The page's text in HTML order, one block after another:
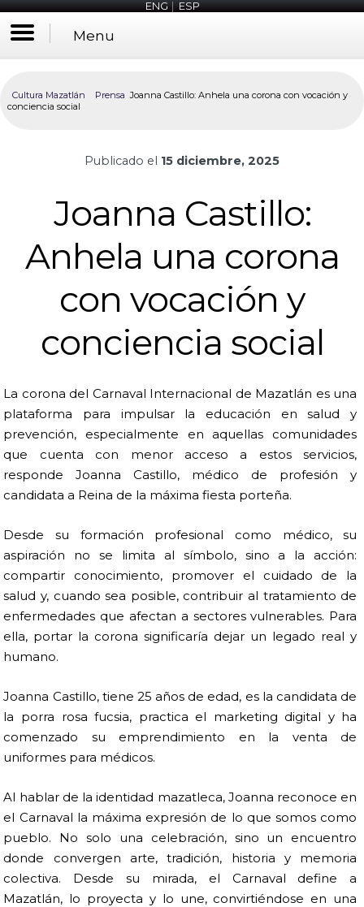
ENG|ESP
Menu
Cultura Mazatlán Prensa Joanna Castillo: Anhela una corona con vocación y
conciencia social
Publicado el 15 diciembre, 2025
Joanna Castillo:
Anhela una corona
con vocación y
conciencia social
La corona del Carnaval Internacional de Mazatlán es una
plataforma para impulsar la educación en salud y
prevención, especialmente en aquellas comunidades
que cuenta con menor acceso a estos servicios,
responde Joanna Castillo, médico de profesión y
candidata a Reina de la máxima fiesta porteña.
Desde su formación profesional como médico, su
aspiración no se limita al símbolo, sino a la acción:
compartir conocimiento, promover el cuidado de la
salud y, cuando sea posible, contribuir al tratamiento de
enfermedades que afectan a sectores vulnerables. Para
ella, portar la corona significaría dejar un legado real y
humano.
Joanna Castillo, tiene 25 años de edad, es la candidata de
la porra rosa fucsia, practica el marketing digital y ha
comenzado su emprendimiento en la venta de
uniformes para médicos.
Al hablar de la identidad mazatleca, Joanna reconoce en
el Carnaval la máxima expresión de lo que somos como
pueblo. No solo una celebración, sino un encuentro
donde convergen arte, tradición, historia y memoria
colectiva. Desde su mirada, el Carnaval define a
Mazatlán, lo proyecta y lo une, convirtiéndose en una